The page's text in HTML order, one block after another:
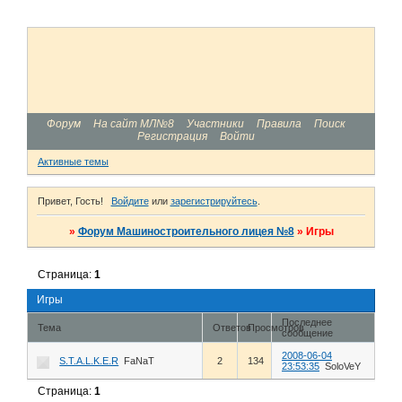
Форум На сайт МЛ№8 Участники Правила
Поиск
Регистрация
Войти
Активные темы
Привет, Гость! Войдитеили зарегистрируйтесь.
» Форум Машиностроительного лицея №8 » Игры
Игры
Страница:1
Тема ОтветовПросмотровПоследнее
сообщение
S.T.A.L.K.E.R FaNaT 2 134
2008-06-04
23:53:35 SoloVeY
Страница:1